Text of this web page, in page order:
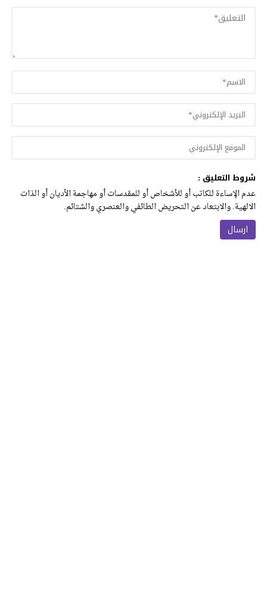
شروط التعليق :
عدم الإساءة للكاتب أو للأشخاص أو للمقدسات أو مهاجمة الأديان أو الذات
الالهية. والابتعاد عن التحريض الطائفي والعنصري والشتائم.